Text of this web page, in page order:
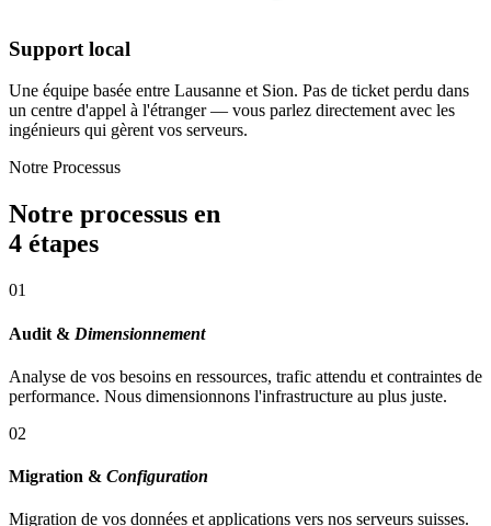
Support local
Une équipe basée entre Lausanne et Sion. Pas de ticket perdu dans
un centre d'appel à l'étranger — vous parlez directement avec les
ingénieurs qui gèrent vos serveurs.
Notre Processus
Notre processus en
4 étapes
01
Audit & Dimensionnement
Analyse de vos besoins en ressources, trafic attendu et contraintes de
performance. Nous dimensionnons l'infrastructure au plus juste.
02
Migration & Configuration
Migration de vos données et applications vers nos serveurs suisses.